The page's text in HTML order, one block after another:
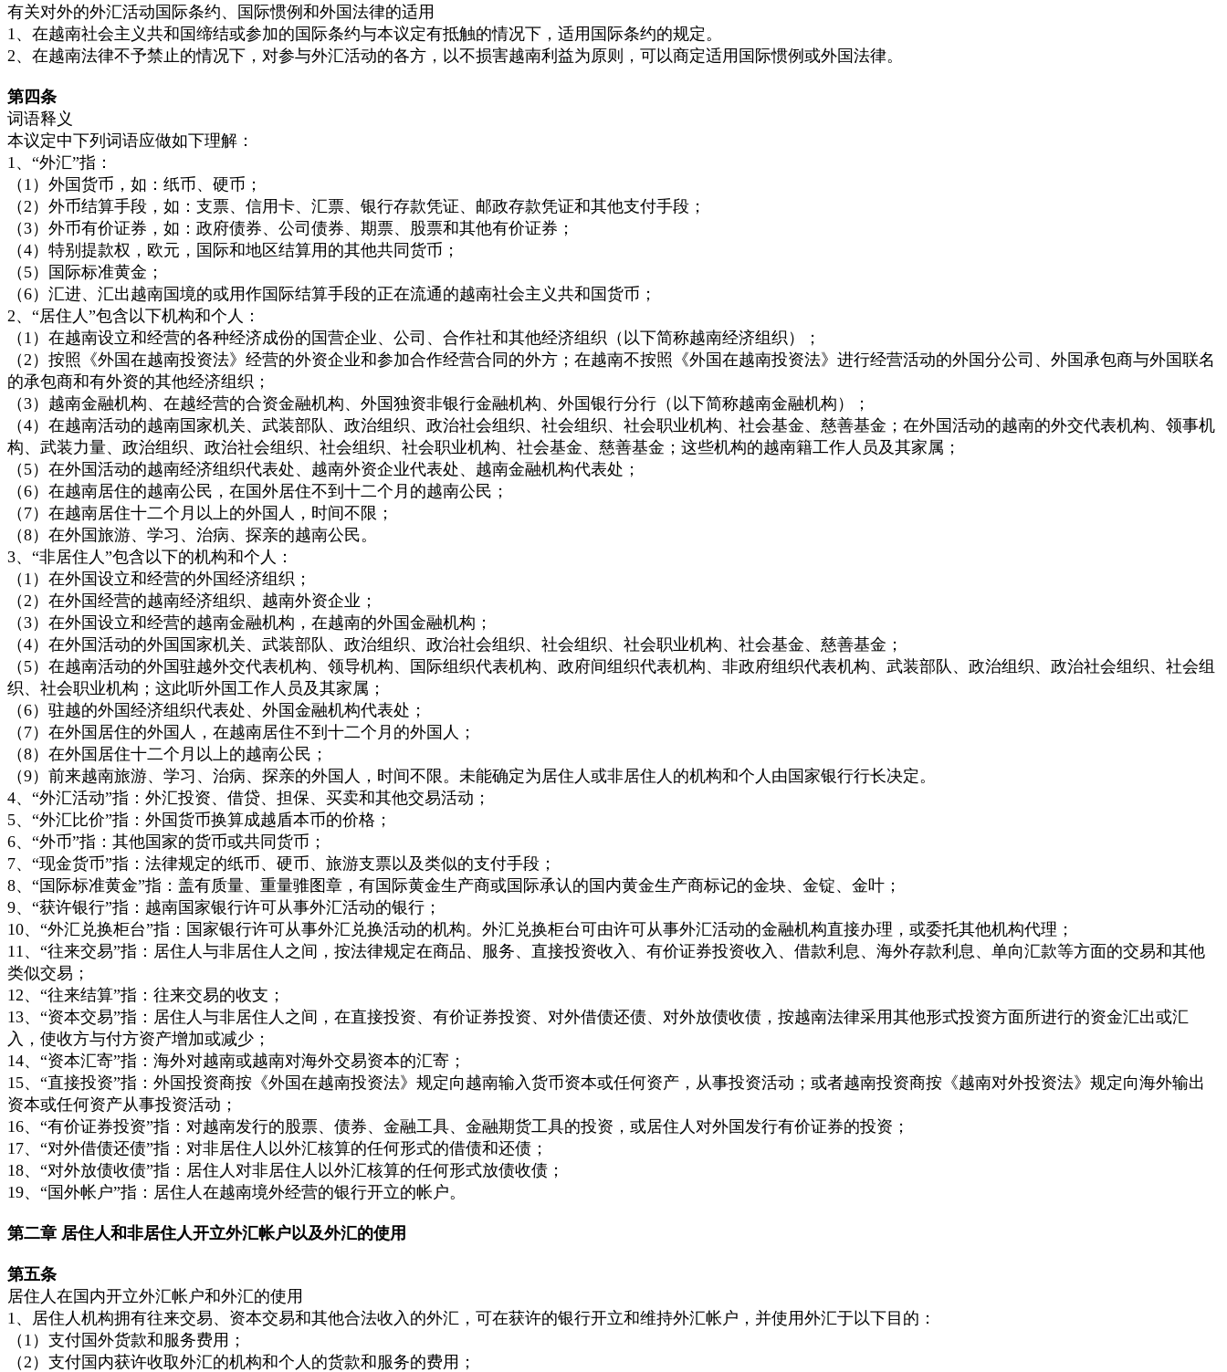
有关对外的外汇活动国际条约、国际惯例和外国法律的适用
1、在越南社会主义共和国缔结或参加的国际条约与本议定有抵触的情况下，适用国际条约的规定。
2、在越南法律不予禁止的情况下，对参与外汇活动的各方，以不损害越南利益为原则，可以商定适用国际惯例或外国法律。
第四条
词语释义
本议定中下列词语应做如下理解：
1、“外汇”指：
（1）外国货币，如：纸币、硬币；
（2）外币结算手段，如：支票、信用卡、汇票、银行存款凭证、邮政存款凭证和其他支付手段；
（3）外币有价证券，如：政府债券、公司债券、期票、股票和其他有价证券；
（4）特别提款权，欧元，国际和地区结算用的其他共同货币；
（5）国际标准黄金；
（6）汇进、汇出越南国境的或用作国际结算手段的正在流通的越南社会主义共和国货币；
2、“居住人”包含以下机构和个人：
（1）在越南设立和经营的各种经济成份的国营企业、公司、合作社和其他经济组织（以下简称越南经济组织）；
（2）按照《外国在越南投资法》经营的外资企业和参加合作经营合同的外方；在越南不按照《外国在越南投资法》进行经营活动的外国分公司、外国承包商与外国联名
的承包商和有外资的其他经济组织；
（3）越南金融机构、在越经营的合资金融机构、外国独资非银行金融机构、外国银行分行（以下简称越南金融机构）；
（4）在越南活动的越南国家机关、武装部队、政治组织、政治社会组织、社会组织、社会职业机构、社会基金、慈善基金；在外国活动的越南的外交代表机构、领事机
构、武装力量、政治组织、政治社会组织、社会组织、社会职业机构、社会基金、慈善基金；这些机构的越南籍工作人员及其家属；
（5）在外国活动的越南经济组织代表处、越南外资企业代表处、越南金融机构代表处；
（6）在越南居住的越南公民，在国外居住不到十二个月的越南公民；
（7）在越南居住十二个月以上的外国人，时间不限；
（8）在外国旅游、学习、治病、探亲的越南公民。
3、“非居住人”包含以下的机构和个人：
（1）在外国设立和经营的外国经济组织；
（2）在外国经营的越南经济组织、越南外资企业；
（3）在外国设立和经营的越南金融机构，在越南的外国金融机构；
（4）在外国活动的外国国家机关、武装部队、政治组织、政治社会组织、社会组织、社会职业机构、社会基金、慈善基金；
（5）在越南活动的外国驻越外交代表机构、领导机构、国际组织代表机构、政府间组织代表机构、非政府组织代表机构、武装部队、政治组织、政治社会组织、社会组
织、社会职业机构；这此听外国工作人员及其家属；
（6）驻越的外国经济组织代表处、外国金融机构代表处；
（7）在外国居住的外国人，在越南居住不到十二个月的外国人；
（8）在外国居住十二个月以上的越南公民；
（9）前来越南旅游、学习、治病、探亲的外国人，时间不限。未能确定为居住人或非居住人的机构和个人由国家银行行长决定。
4、“外汇活动”指：外汇投资、借贷、担保、买卖和其他交易活动；
5、“外汇比价”指：外国货币换算成越盾本币的价格；
6、“外币”指：其他国家的货币或共同货币；
7、“现金货币”指：法律规定的纸币、硬币、旅游支票以及类似的支付手段；
8、“国际标准黄金”指：盖有质量、重量骓图章，有国际黄金生产商或国际承认的国内黄金生产商标记的金块、金锭、金叶；
9、“获许银行”指：越南国家银行许可从事外汇活动的银行；
10、“外汇兑换柜台”指：国家银行许可从事外汇兑换活动的机构。外汇兑换柜台可由许可从事外汇活动的金融机构直接办理，或委托其他机构代理；
11、“往来交易”指：居住人与非居住人之间，按法律规定在商品、服务、直接投资收入、有价证券投资收入、借款利息、海外存款利息、单向汇款等方面的交易和其他
类似交易；
12、“往来结算”指：往来交易的收支；
13、“资本交易”指：居住人与非居住人之间，在直接投资、有价证券投资、对外借债还债、对外放债收债，按越南法律采用其他形式投资方面所进行的资金汇出或汇
入，使收方与付方资产增加或减少；
14、“资本汇寄”指：海外对越南或越南对海外交易资本的汇寄；
15、“直接投资”指：外国投资商按《外国在越南投资法》规定向越南输入货币资本或任何资产，从事投资活动；或者越南投资商按《越南对外投资法》规定向海外输出
资本或任何资产从事投资活动；
16、“有价证券投资”指：对越南发行的股票、债券、金融工具、金融期货工具的投资，或居住人对外国发行有价证券的投资；
17、“对外借债还债”指：对非居住人以外汇核算的任何形式的借债和还债；
18、“对外放债收债”指：居住人对非居住人以外汇核算的任何形式放债收债；
19、“国外帐户”指：居住人在越南境外经营的银行开立的帐户。
第二章 居住人和非居住人开立外汇帐户以及外汇的使用
第五条
居住人在国内开立外汇帐户和外汇的使用
1、居住人机构拥有往来交易、资本交易和其他合法收入的外汇，可在获许的银行开立和维持外汇帐户，并使用外汇于以下目的：
（1）支付国外货款和服务费用；
（2）支付国内获许收取外汇的机构和个人的货款和服务的费用；